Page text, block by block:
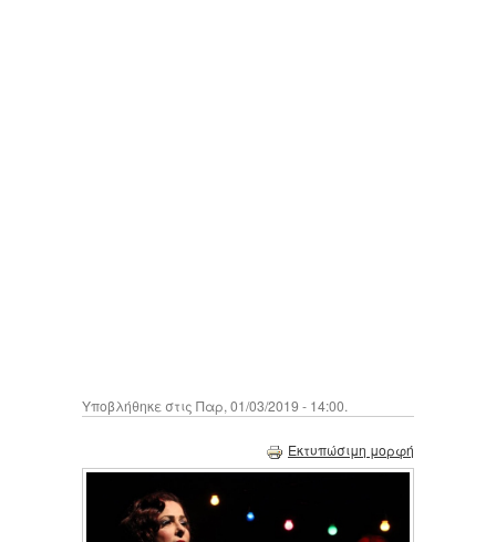
Υποβλήθηκε στις Παρ, 01/03/2019 - 14:00.
Εκτυπώσιμη μορφή